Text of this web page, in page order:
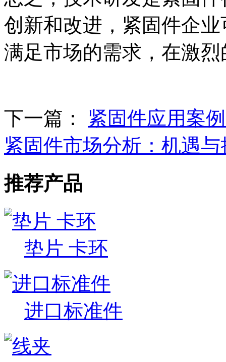
创新和改进，紧固件企
满足市场的需求，在激
下一篇： 紧固件应用案
紧固件市场分析：机遇
推荐产品
垫片 卡环
进口标准件